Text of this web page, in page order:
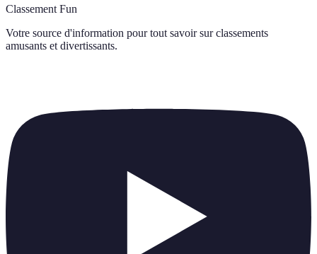
Classement Fun
Votre source d'information pour tout savoir sur classements
amusants et divertissants.